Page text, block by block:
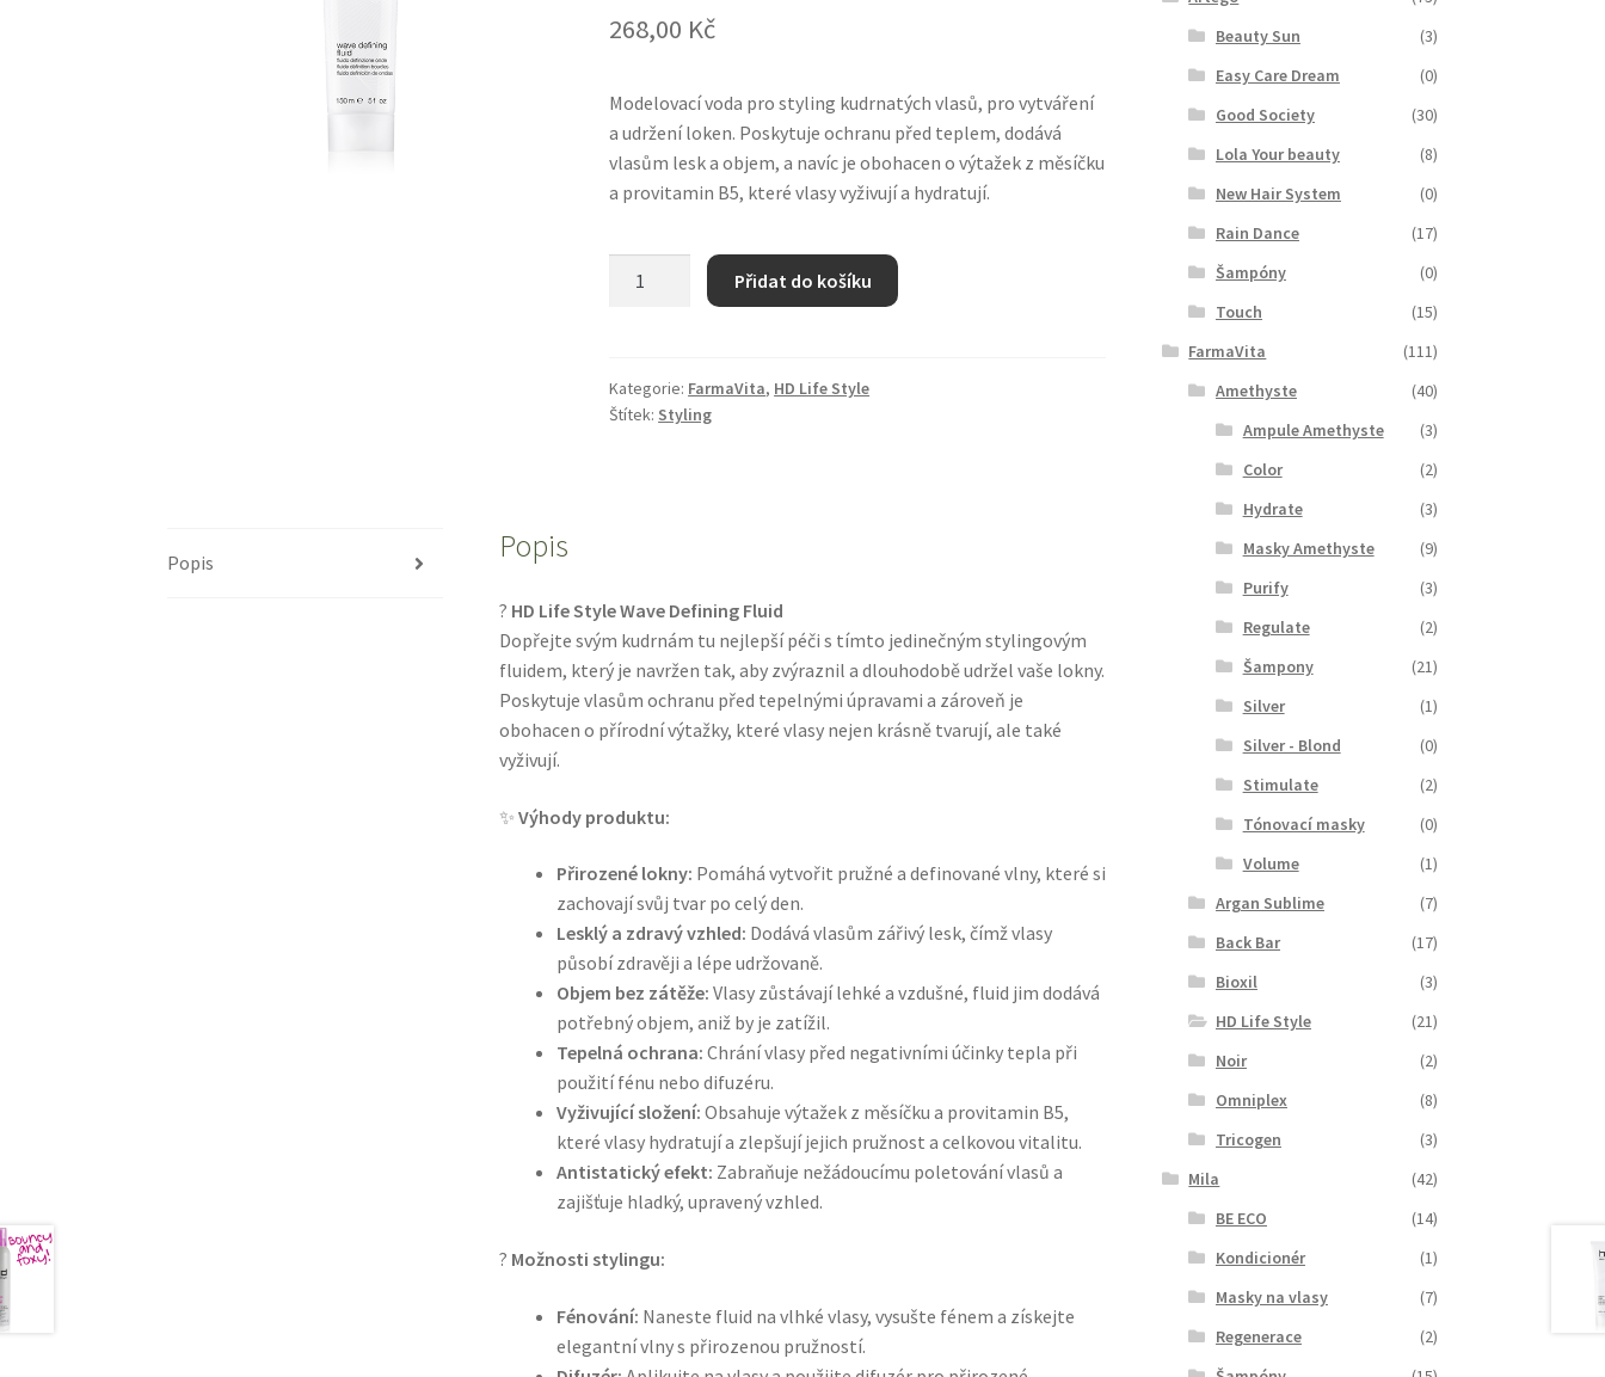
268,00 Kč
Modelovací voda pro styling kudrnatých vlasů, pro vytváření
a udržení loken. Poskytuje ochranu před teplem, dodává
vlasům lesk a objem, a navíc je obohacen o výtažek z měsíčku
a provitamin B5, které vlasy vyživují a hydratují.
Defining
Fluid
množství
Přidat do košíku
Kategorie: FarmaVita, HD Life Style
Štítek: Styling
Popis Popis
? HD Life Style Wave Defining Fluid
Dopřejte svým kudrnám tu nejlepší péči s tímto jedinečným stylingovým
fluidem, který je navržen tak, aby zvýraznil a dlouhodobě udržel vaše lokny.
Poskytuje vlasům ochranu před tepelnými úpravami a zároveň je
obohacen o přírodní výtažky, které vlasy nejen krásně tvarují, ale také
vyživují.
✨ Výhody produktu:
Přirozené lokny: Pomáhá vytvořit pružné a definované vlny, které si
zachovají svůj tvar po celý den.
Lesklý a zdravý vzhled: Dodává vlasům zářivý lesk, čímž vlasy
působí zdravěji a lépe udržovaně.
Objem bez zátěže: Vlasy zůstávají lehké a vzdušné, fluid jim dodává
potřebný objem, aniž by je zatížil.
Tepelná ochrana: Chrání vlasy před negativními účinky tepla při
použití fénu nebo difuzéru.
Vyživující složení: Obsahuje výtažek z měsíčku a provitamin B5,
které vlasy hydratují a zlepšují jejich pružnost a celkovou vitalitu.
Antistatický efekt: Zabraňuje nežádoucímu poletování vlasů a
zajišťuje hladký, upravený vzhled.
? Možnosti stylingu:
Fénování: Naneste fluid na vlhké vlasy, vysušte fénem a získejte
elegantní vlny s přirozenou pružností.
Beauty Sun
(3)
Easy Care Dream
(0)
Good Society
(30)
Lola Your beauty
(8)
New Hair System
(0)
Rain Dance
(17)
Šampóny
(0)
Touch
(15)
FarmaVita
(111)
Amethyste
(40)
Ampule Amethyste
(3)
Color
(2)
Hydrate
(3)
Masky Amethyste
(9)
Purify
(3)
Regulate
(2)
Šampony
(21)
Silver
(1)
Silver - Blond
(0)
Stimulate
(2)
Tónovací masky
(0)
Volume
(1)
Argan Sublime
(7)
Back Bar
(17)
Bioxil
(3)
HD Life Style
(21)
Noir
(2)
Omniplex
(8)
Tricogen
(3)
Mila
(42)
BE ECO
(14)
Kondicionér
(1)
Masky na vlasy
(7)
Regenerace
(2)